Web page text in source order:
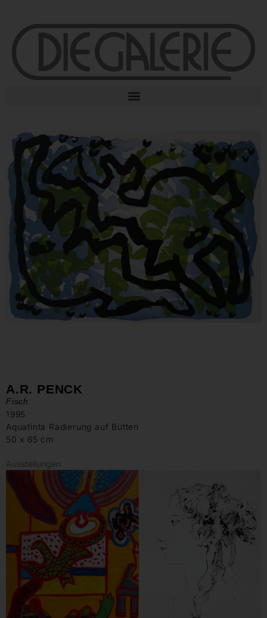
A.R. PENCK
Fisch
1995
Aquatinta Radierung auf Bütten
50 x 65 cm
Ausstellungen